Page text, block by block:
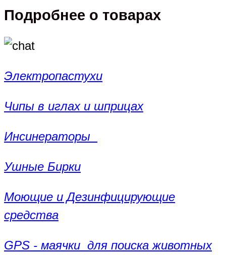
Подробнее о товарах
Электропастухи
Чипы в иглах и шприцах
Инсинераторы
Ушные Бирки
Моющие и Дезинфицирующие
средства
GPS - маячки для поиска животных